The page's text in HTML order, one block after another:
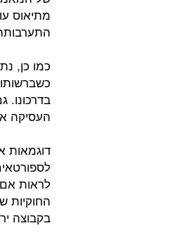
מתיאוס
כמו כן,
העסיקה
דוגמאות
לראות אם
החוקיות
בקבוצה